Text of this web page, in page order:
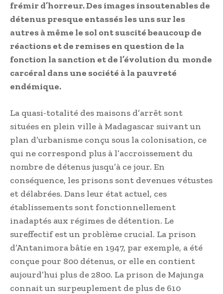
frémir d’horreur. Des images insoutenables de
détenus presque entassés les uns sur les
autres à même le sol ont suscité beaucoup de
réactions et de remises en question de la
fonction la sanction et de l’évolution du monde
carcéral dans une société à la pauvreté
endémique.
La quasi-totalité des maisons d’arrêt sont
situées en plein ville à Madagascar suivant un
plan d’urbanisme conçu sous la colonisation, ce
qui ne correspond plus à l’accroissement du
nombre de détenus jusqu’à ce jour. En
conséquence, les prisons sont devenues vétustes
et délabrées. Dans leur état actuel, ces
établissements sont fonctionnellement
inadaptés aux régimes de détention. Le
sureffectif est un problème crucial. La prison
d’Antanimora bâtie en 1947, par exemple, a été
conçue pour 800 détenus, or elle en contient
aujourd’hui plus de 2800. La prison de Majunga
connait un surpeuplement de plus de 610